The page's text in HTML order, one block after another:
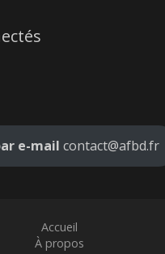
e-mail contact@afbd.fr
Accueil
À propos